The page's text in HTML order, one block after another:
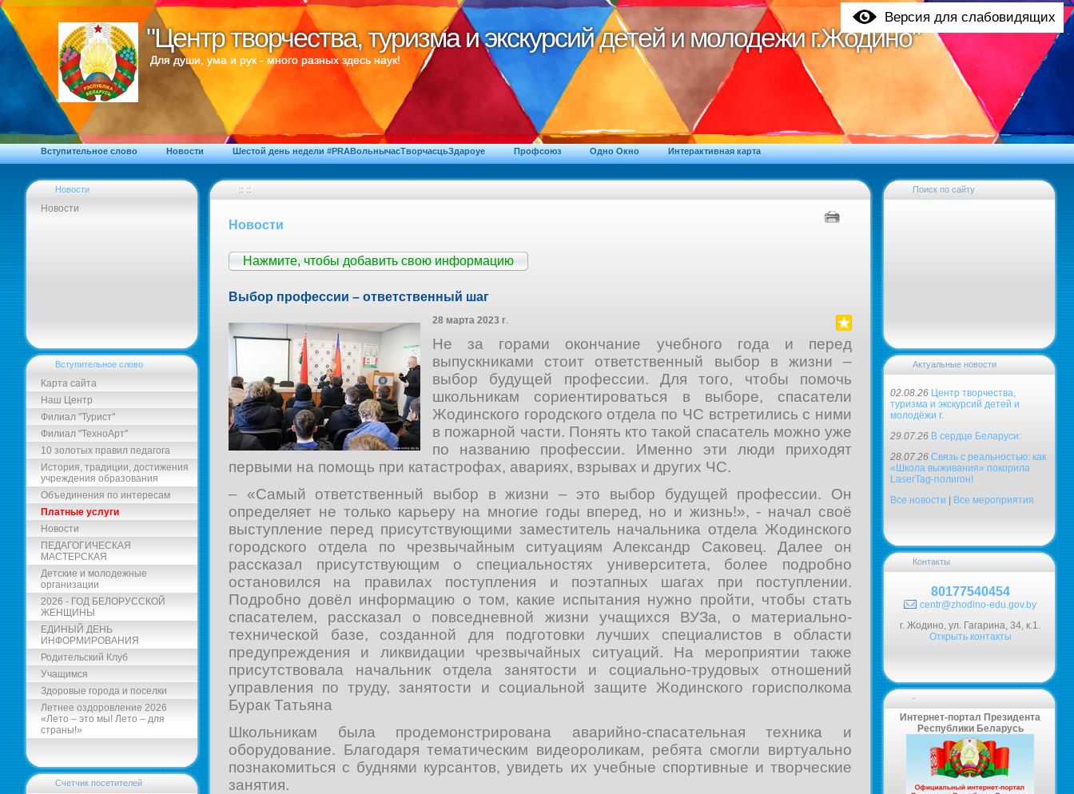
Версия для слабовидящих
"Центр творчества, туризма и экскурсий детей и молодежи г.Жодино"
"Центр творчества, туризма и экскурсий детей и молодежи г.Жодино"
Для души, ума и рук - много разных здесь наук!
Вступительное слово Новости Шестой день недели #PRAВольнычасТворчасцьЗдароуе Профсоюз Одно Окно Интерактивная карта
Новости
Новости
Вступительное слово
Карта сайта
Наш Центр
Филиал "Турист"
Филиал "ТехноАрт"
10 золотых правил педагога
История, традиции, достижения
учреждения образования
Объединения по интересам
Платные услуги
Новости
ПЕДАГОГИЧЕСКАЯ
МАСТЕРСКАЯ
Детские и молодежные
организации
2026 - ГОД БЕЛОРУССКОЙ
ЖЕНЩИНЫ
ЕДИНЫЙ ДЕНЬ
ИНФОРМИРОВАНИЯ
Родительский Клуб
Учащимся
Здоровые города и поселки
Летнее оздоровление 2026
«Лето – это мы! Лето – для
страны!»
Счетчик посетителей
:: ::
Новости
Нажмите, чтобы добавить свою информацию
Выбор профессии – ответственный шаг
28 марта 2023 г.
Не за горами окончание учебного года и перед
выпускниками стоит ответственный выбор в жизни –
выбор будущей профессии. Для того, чтобы помочь
школьникам сориентироваться в выборе, спасатели
Жодинского городского отдела по ЧС встретились с ними
в пожарной части. Понять кто такой спасатель можно уже
по названию профессии. Именно эти люди приходят
первыми на помощь при катастрофах, авариях, взрывах и других ЧС.
– «Самый ответственный выбор в жизни – это выбор будущей профессии. Он
определяет не только карьеру на многие годы вперед, но и жизнь!», - начал своё
выступление перед присутствующими заместитель начальника отдела Жодинского
городского отдела по чрезвычайным ситуациям Александр Саковец. Далее он
рассказал присутствующим о специальностях университета, более подробно
остановился на правилах поступления и поэтапных шагах при поступлении.
Подробно довёл информацию о том, какие испытания нужно пройти, чтобы стать
спасателем, рассказал о повседневной жизни учащихся ВУЗа, о материально-
технической базе, созданной для подготовки лучших специалистов в области
предупреждения и ликвидации чрезвычайных ситуаций. На мероприятии также
присутствовала начальник отдела занятости и социально-трудовых отношений
управления по труду, занятости и социальной защите Жодинского горисполкома
Бурак Татьяна
Школьникам была продемонстрирована аварийно-спасательная техника и
оборудование. Благодаря тематическим видеороликам, ребята смогли виртуально
познакомиться с буднями курсантов, увидеть их учебные спортивные и творческие
занятия.
Поиск по сайту
Актуальные новости
02.08.26 Центр творчества,
туризма и экскурсий детей и
молодёжи г.
29.07.26 В сердце Беларуси:
28.07.26 Связь с реальностью: как
«Школа выживания» покорила
LaserTag-полигон!
Все новости
Все мероприятия
Контакты
80177540454
centr@zhodino-edu.gov.by
г. Жодино, ул. Гагарина, 34, к.1.
Открыть контакты
-
Интернет-портал Президента
Республики Беларусь